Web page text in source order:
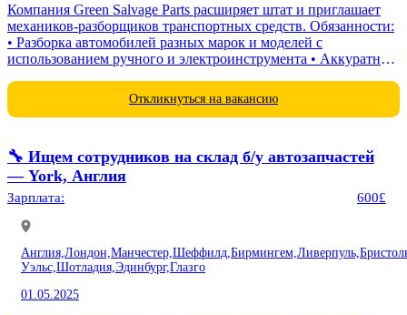
Компания Green Salvage Parts расширяет штат и приглашает
механиков-разборщиков транспортных средств. Обязанности:
• Разборка автомобилей разных марок и моделей с
использованием ручного и электроинструмента • Аккуратное
Откликнуться на вакансию
🔧 Ищем сотрудников на склад б/у автозапчастей
— York, Англия
Зарплата: 600£
Англия, Лондон, Манчестер, Шеффилд, Бирмингем, Ливерпуль,
Уэльс, Шотладия, Эдинбург,Глазго
01.05.2025